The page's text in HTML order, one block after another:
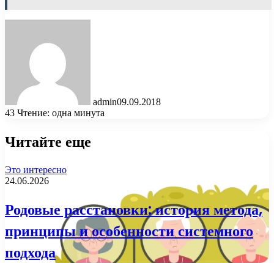
admin09.09.2018
43 Чтение: одна минута
Читайте еще
Это интересно
24.06.2026
Родовые расстановки: история метода,
принципы и особенности системного
подхода